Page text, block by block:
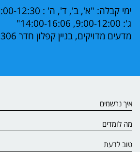
ג': 9:00-12:00, 14:00-16:06"
מדעים מדויקים, בניין קפלון חדר 306
איך נרשמים
מה לומדים
טוב לדעת